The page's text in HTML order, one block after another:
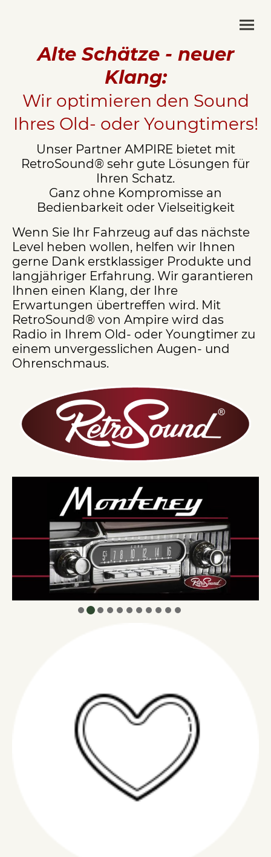
Alte Schätze - neuer
Klang:
Wir optimieren den Sound
Ihres Old- oder Youngtimers!
Unser Partner AMPIRE bietet mit
RetroSound® sehr gute Lösungen für
Ihren Schatz.
Ganz ohne Kompromisse an
Bedienbarkeit oder Vielseitigkeit
Wenn Sie Ihr Fahrzeug auf das nächste
Level heben wollen, helfen wir Ihnen
gerne Dank erstklassiger Produkte und
langjähriger Erfahrung. Wir garantieren
Ihnen einen Klang, der Ihre
Erwartungen übertreffen wird. Mit
RetroSound® von Ampire wird das
Radio in Ihrem Old- oder Youngtimer zu
einem unvergesslichen Augen- und
Ohrenschmaus.